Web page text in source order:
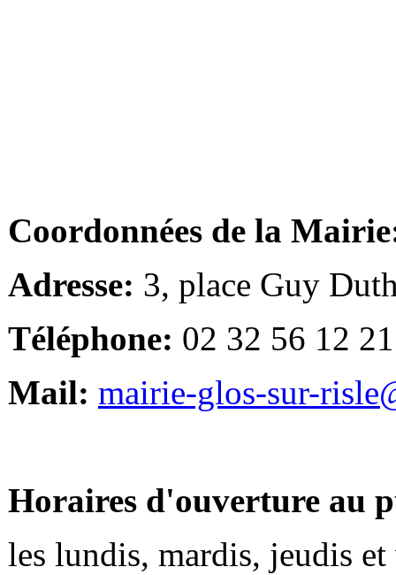
Coordonnées de la
Adresse: 3, place Guy
Téléphone: 02 32 56 12 21
Mail: mairie-glos-sur-
Horaires d'ouverture au
les lundis, mardis, jeudis et